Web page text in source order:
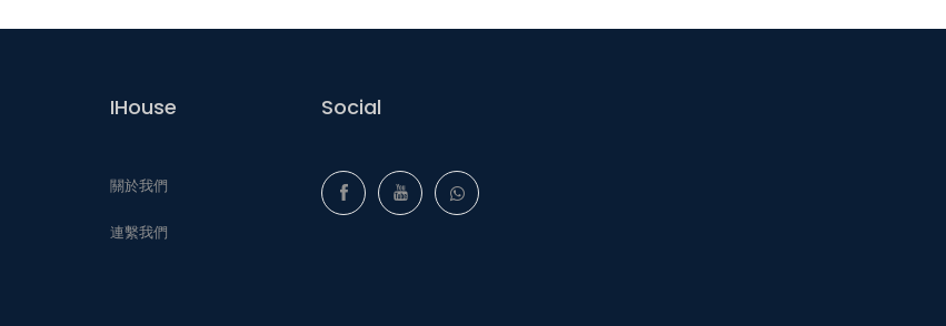
IHouse
關於我們
連繫我們
Social